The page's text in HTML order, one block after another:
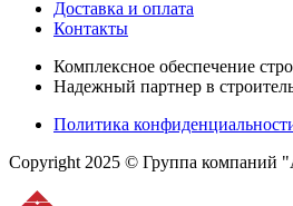
Доставка и оплата
Контакты
Комплексное обеспечение
Надежный партнер в
Политика
Copyright 2025 © Группа компаний